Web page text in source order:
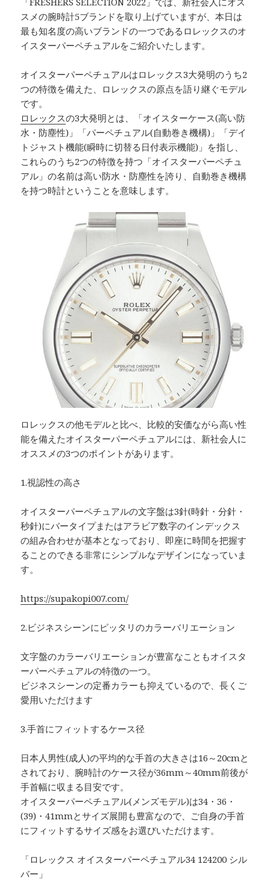
スメの腕時計5ブランドを取り上げていますが、本日は
最も知名度の高いブランドの一つであるロレックスのオ
イスターパーペチュアルをご紹介いたします。
オイスターパーペチュアルはロレックス3大発明のうち2
つの特徴を備えた、ロレックスの原点を語り継ぐモデル
です。
ロレックスの3大発明とは、「オイスターケース(高い防
水・防塵性)」「パーペチュアル(自動巻き機構)」「デイ
トジャスト機能(瞬時に切替る日付表示機能)」を指し、
これらのうち2つの特徴を持つ「オイスターパーペチュ
アル」の名前は高い防水・防塵性を誇り、自動巻き機構
を持つ時計ということを意味します。
ロレックスの他モデルと比べ、比較的安価ながら高い性
能を備えたオイスターパーペチュアルには、新社会人に
オススメの3つのポイントがあります。
1.視認性の高さ
オイスターパーペチュアルの文字盤は3針(時針・分針・
秒針)にバータイプまたはアラビア数字のインデックス
の組み合わせが基本となっており、即座に時間を把握す
ることのできる非常にシンプルなデザインになっていま
す。
https://supakopi007.com/
2.ビジネスシーンにピッタリのカラーバリエーション
文字盤のカラーバリエーションが豊富なこともオイスタ
ーパーペチュアルの特徴の一つ。
ビジネスシーンの定番カラーも抑えているので、長くご
愛用いただけます
3.手首にフィットするケース径
日本人男性(成人)の平均的な手首の大きさは16～20cmと
されており、腕時計のケース径が36mm～40mm前後が
手首幅に収まる目安です。
オイスターパーペチュアル(メンズモデル)は34・36・
(39)・41mmとサイズ展開も豊富なので、ご自身の手首
にフィットするサイズ感をお選びいただけます。
「ロレックス オイスターパーペチュアル34 124200 シル
バー」